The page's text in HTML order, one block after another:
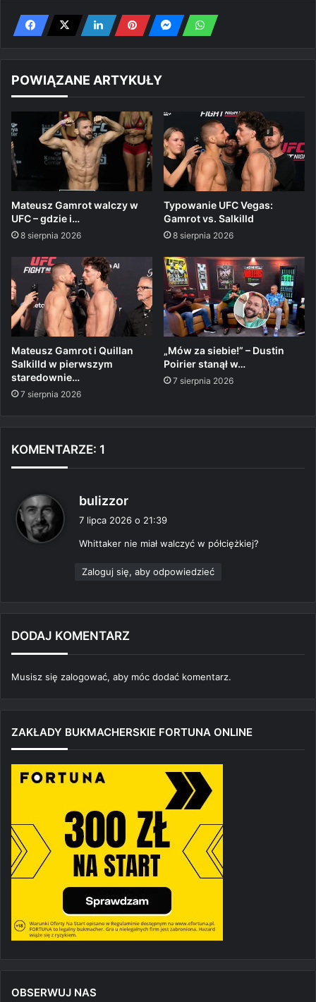
POWIĄZANE ARTYKUŁY
Mateusz Gamrot walczy w
UFC – gdzie i…
8 sierpnia 2026
Typowanie UFC Vegas:
Gamrot vs. Salkilld
8 sierpnia 2026
Mateusz Gamrot i Quillan
Salkilld w pierwszym
staredownie…
7 sierpnia 2026
„Mów za siebie!” – Dustin
Poirier stanął w…
7 sierpnia 2026
KOMENTARZE: 1
bulizzor
z
:
7 lipca 2026 o 21:39
Whittaker nie miał walczyć w półciężkiej?
Zaloguj się, aby odpowiedzieć
DODAJ KOMENTARZ
Musisz się zalogować, aby móc dodać komentarz.
ZAKŁADY BUKMACHERSKIE FORTUNA ONLINE
OBSERWUJ NAS